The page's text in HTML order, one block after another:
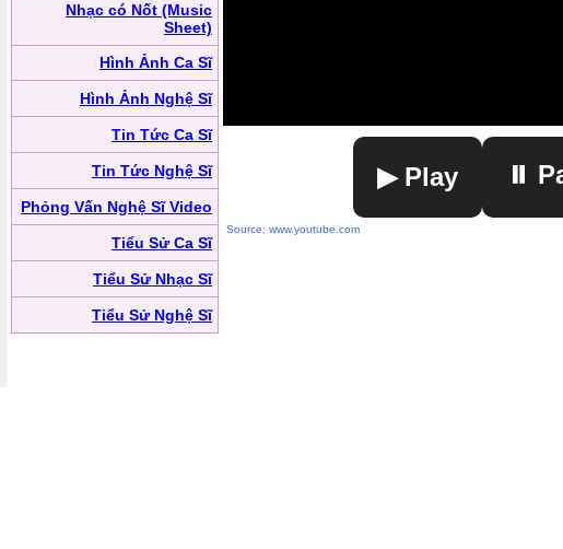
Nhạc có Nốt (Music
Sheet)
Hình Ảnh Ca Sĩ
Hình Ảnh Nghệ Sĩ
Tin Tức Ca Sĩ
Tin Tức Nghệ Sĩ
Phỏng Vấn Nghệ Sĩ Video
Tiểu Sử Ca Sĩ
Tiểu Sử Nhạc Sĩ
Tiểu Sử Nghệ Sĩ
▶ Play ⏸
Source: www.youtube.com